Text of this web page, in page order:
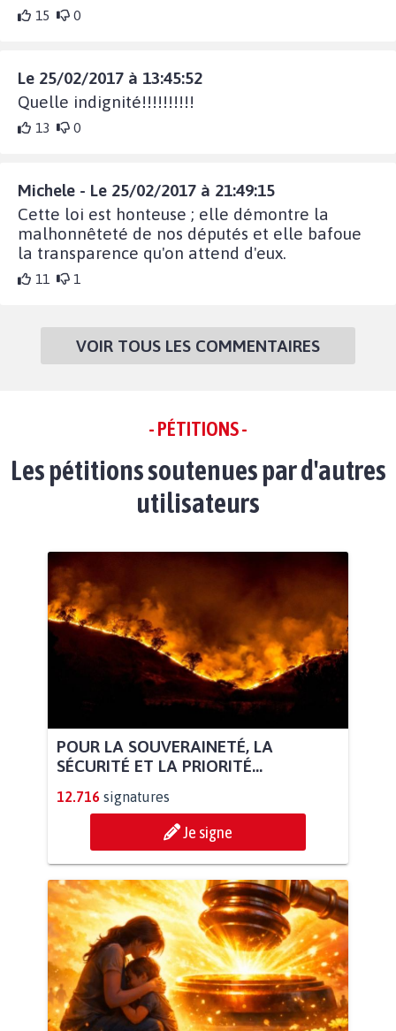
15 0
Le 25/02/2017 à 13:45:52
Quelle indignité!!!!!!!!!!
13 0
Michele - Le 25/02/2017 à 21:49:15
Cette loi est honteuse ; elle démontre la
malhonnêteté de nos députés et elle bafoue
la transparence qu'on attend d'eux.
11 1
VOIR TOUS LES COMMENTAIRES
- PÉTITIONS -
Les pétitions soutenues par d'autres
utilisateurs
POUR LA SOUVERAINETÉ, LA
SÉCURITÉ ET LA PRIORITÉ...
12.716 signatures
Je signe